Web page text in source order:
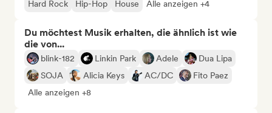
Hard Rock
Hip-Hop House Alle anzeigen +4
Du möchtest Musik erhalten, die ähnlich ist wie
die von...
blink-182 Linkin Park Adele
Dua Lipa
SOJA
Alicia Keys AC/DC
Fito Paez
Alle anzeigen +8